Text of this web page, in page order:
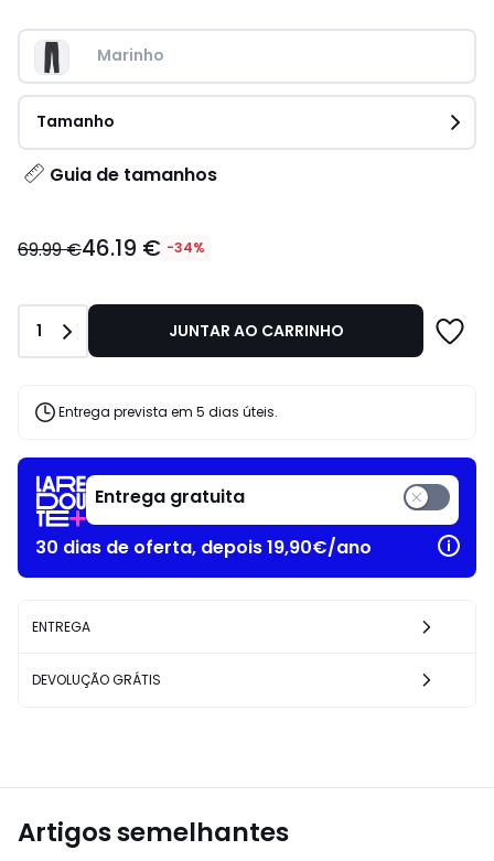
Marinho
Tamanho
Guia de tamanhos
€
69.99
€
de
desconto
69.99 €46.19 € -34%
Quantidade
1 JUNTAR AO CARRINHO
Entrega prevista em 5 dias úteis.
Entrega gratuita
30 dias de oferta, depois 19,90€/ano
ENTREGA
DEVOLUÇÃO GRÁTIS
Artigos semelhantes